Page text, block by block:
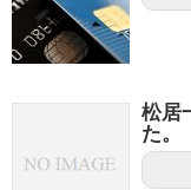
松居
た。